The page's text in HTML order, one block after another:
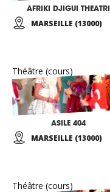
AFRIKI DJIGUI THEATRI
MARSEILLE (13000)
Théâtre (cours)
ASILE 404
MARSEILLE (13000)
Théâtre (cours)